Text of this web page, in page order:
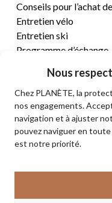
Nous
Chez PLANÈTE, la
nos engagements.
navigation et à ajuster
pouvez naviguer en
est notre priorité.
Sous-total:
Conseils pour l’achat
Entretien vélo
Entretien ski
Programme d’échange
CENTRE D’AIDE
Termes et conditions
Retours et
Politique de